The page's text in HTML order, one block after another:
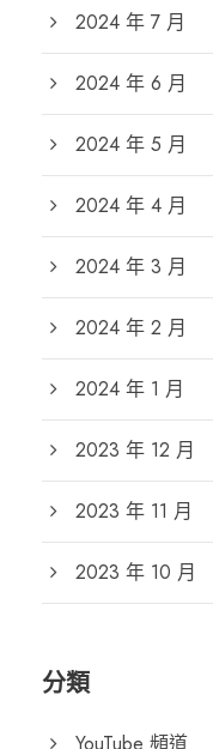
2024 年 7 月
2024 年 6 月
2024 年 5 月
2024 年 4 月
2024 年 3 月
2024 年 2 月
2024 年 1 月
2023 年 12 月
2023 年 11 月
2023 年 10 月
分類
YouTube 頻道